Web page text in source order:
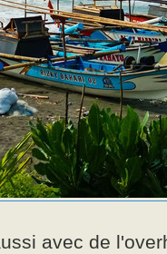
avec de